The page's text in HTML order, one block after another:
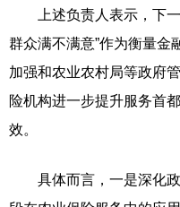
上述负责人表示，下
群众满不满意”作为衡量金
加强和农业农村局等政府
险机构进一步提升服务首
效。
具体而言，一是深化